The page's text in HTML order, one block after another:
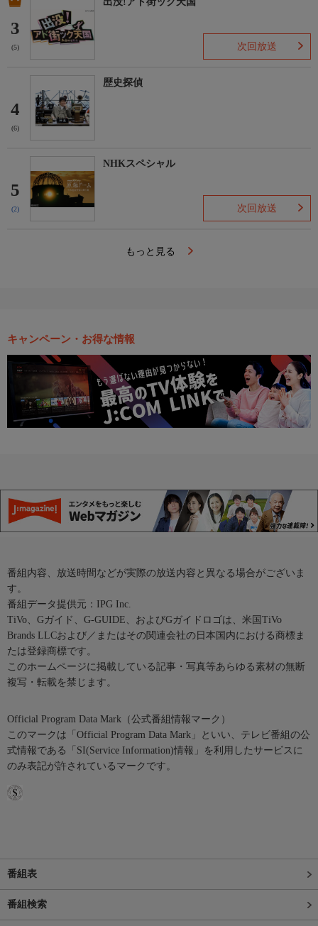
3
(5) 次回放送
4
(6)
歴史探偵
5
(2)
NHKスペシャル
次回放送
もっと見る
キャンペーン・お得な情報
番組内容、放送時間などが実際の放送内容と異なる場合がございま
す。
番組データ提供元：IPG Inc.
TiVo、Gガイド、G-GUIDE、およびGガイドロゴは、米国TiVo
Brands LLCおよび／またはその関連会社の日本国内における商標ま
たは登録商標です。
このホームページに掲載している記事・写真等あらゆる素材の無断
複写・転載を禁じます。
Official Program Data Mark（公式番組情報マーク）
このマークは「Official Program Data Mark」といい、テレビ番組の公
式情報である「SI(Service Information)情報」を利用したサービスに
のみ表記が許されているマークです。
番組表
番組検索